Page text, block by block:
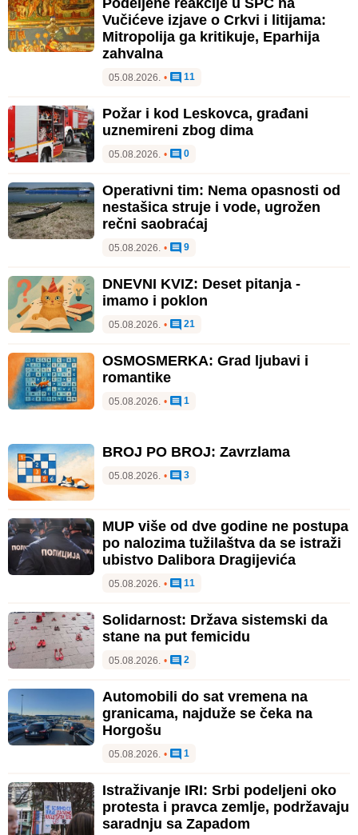
Podeljene reakcije u SPC na
Vučićeve izjave o Crkvi i litijama:
Mitropolija ga kritikuje, Eparhija
zahvalna
05.08.2026. • 11
Požar i kod Leskovca, građani
uznemireni zbog dima
05.08.2026. • 0
Operativni tim: Nema opasnosti od
nestašica struje i vode, ugrožen
rečni saobraćaj
05.08.2026. • 9
DNEVNI KVIZ: Deset pitanja -
imamo i poklon
05.08.2026. • 21
OSMOSMERKA: Grad ljubavi i
romantike
05.08.2026. • 1
BROJ PO BROJ: Zavrzlama
05.08.2026. • 3
MUP više od dve godine ne postupa
po nalozima tužilaštva da se istraži
ubistvo Dalibora Dragijevića
05.08.2026. • 11
Solidarnost: Država sistemski da
stane na put femicidu
05.08.2026. • 2
Automobili do sat vremena na
granicama, najduže se čeka na
Horgošu
05.08.2026. • 1
Istraživanje IRI: Srbi podeljeni oko
protesta i pravca zemlje, podržavaju
saradnju sa Zapadom